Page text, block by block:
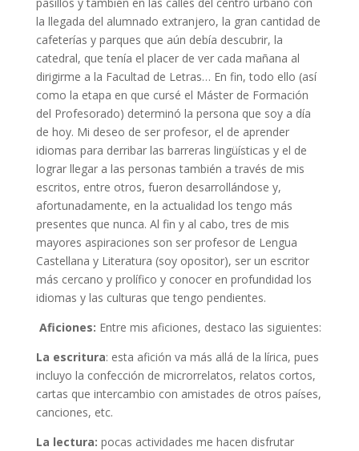
la llegada del alumnado extranjero, la gran cantidad de
cafeterías y parques que aún debía descubrir, la
catedral, que tenía el placer de ver cada mañana al
dirigirme a la Facultad de Letras… En fin, todo ello (así
como la etapa en que cursé el Máster de Formación
del Profesorado) determinó la persona que soy a día
de hoy. Mi deseo de ser profesor, el de aprender
idiomas para derribar las barreras lingüísticas y el de
lograr llegar a las personas también a través de mis
escritos, entre otros, fueron desarrollándose y,
afortunadamente, en la actualidad los tengo más
presentes que nunca. Al fin y al cabo, tres de mis
mayores aspiraciones son ser profesor de Lengua
Castellana y Literatura (soy opositor), ser un escritor
más cercano y prolífico y conocer en profundidad los
idiomas y las culturas que tengo pendientes.
Aficiones: Entre mis aficiones, destaco las siguientes:
La escritura: esta afición va más allá de la lírica, pues
incluyo la confección de microrrelatos, relatos cortos,
cartas que intercambio con amistades de otros países,
canciones, etc.
La lectura: pocas actividades me hacen disfrutar